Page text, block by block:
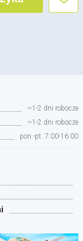
~1-2 dni robocze
~1-2 dni robocze
pon.-pt. 7:00-16:00